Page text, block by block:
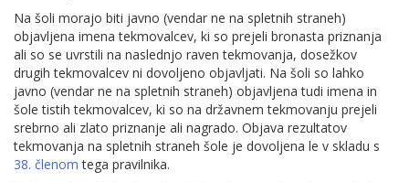
Na šoli morajo biti javno (vendar ne na spletnih straneh)
objavljena imena tekmovalcev, ki so prejeli bronasta priznanja
ali so se uvrstili na naslednjo raven tekmovanja, dosežkov
drugih tekmovalcev ni dovoljeno objavljati. Na šoli so lahko
javno (vendar ne na spletnih straneh) objavljena tudi imena in
šole tistih tekmovalcev, ki so na državnem tekmovanju prejeli
srebrno ali zlato priznanje ali nagrado. Objava rezultatov
tekmovanja na spletnih straneh šole je dovoljena le v skladu s
38. členom tega pravilnika.